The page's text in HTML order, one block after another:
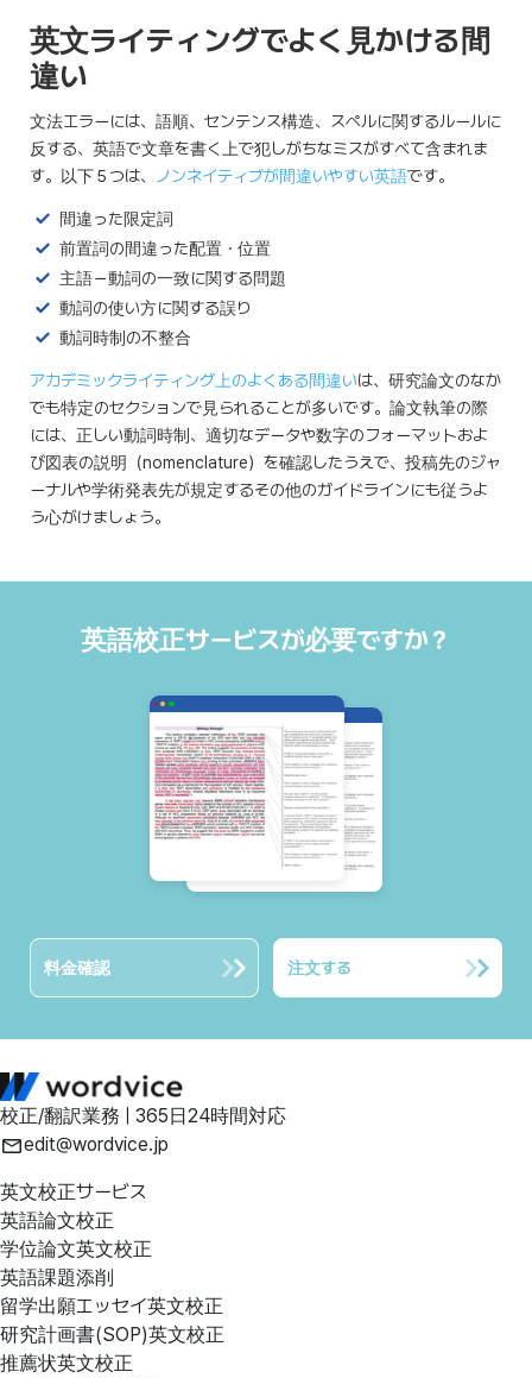
英文ライティングでよく見かける間
違い
文法エラーには、語順、センテンス構造、スペルに関するルールに
反する、英語で文章を書く上で犯しがちなミスがすべて含まれま
す。以下５つは、
ノンネイティブが間違いやすい英語です。
間違った限定詞
前置詞の間違った配置・位置
主語－動詞の一致に関する問題
動詞の使い方に関する誤り
動詞時制の不整合
アカデミックライティング上のよくある間違いは、研究論文のなか
でも特定のセクションで見られることが多いです。論文執筆の際
には、正しい動詞時制、適切なデータや数字のフォーマットおよ
び図表の説明（nomenclature）を確認したうえで、投稿先のジャ
ーナルや学術発表先が規定するその他のガイドラインにも従うよ
う心がけましょう。
英語校正サービスが必要ですか？
料金確認 注文する
校正/翻訳業務 | 365日24時間対応
edit@wordvice.jp
英文校正サービス
英語論文校正
学位論文英文校正
英語課題添削
留学出願エッセイ英文校正
研究計画書(SOP)英文校正
推薦状英文校正